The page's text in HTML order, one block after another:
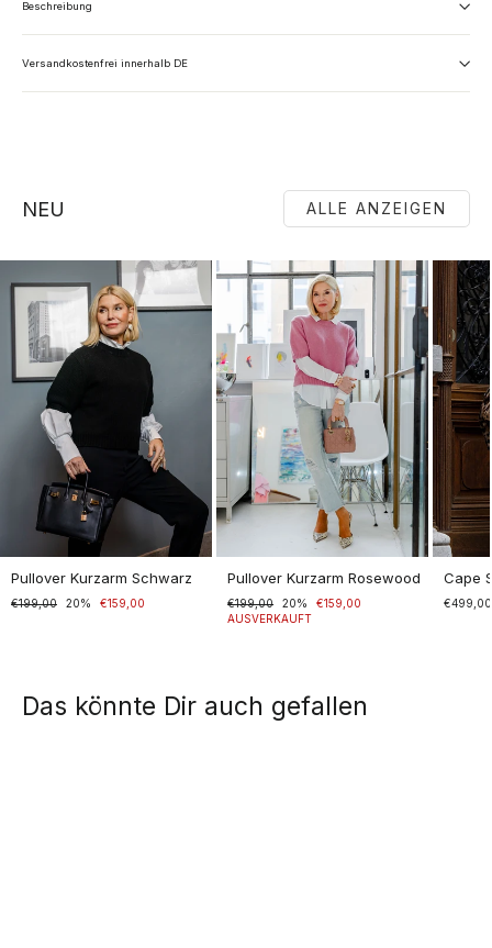
Beschreibung
Versandkostenfrei innerhalb DE
NEU ALLE ANZEIGEN
Pullover Kurzarm Schwarz
Normaler
€199,00
Sonderpreis20% €159,00
Pullover Kurzarm Rosewood
Normaler
Preis
€199,00
Sonderpreis20%
€159,00
AUSVERKAUFT
Cape
€499,00
Das könnte Dir auch gefallen